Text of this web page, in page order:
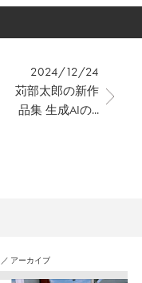
2024/12/24
苅部太郎の新作
品集 生成AIの...
／ アーカイブ